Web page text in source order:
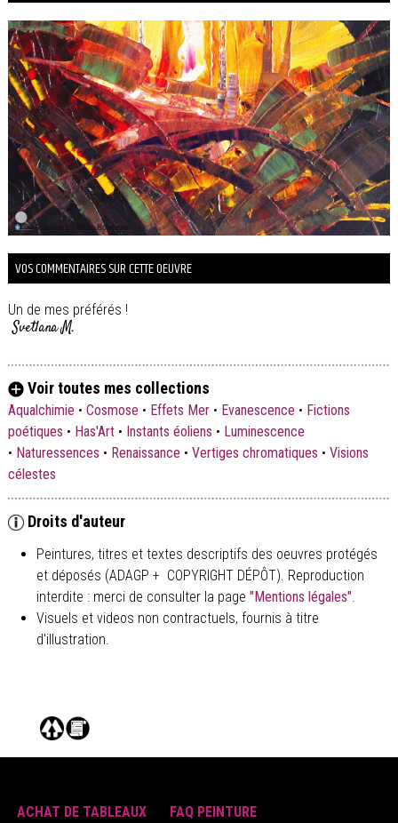
VOS COMMENTAIRES SUR CETTE OEUVRE
Un de mes préférés !
Svetlana M.
Voir toutes mes collections
Aqualchimie • Cosmose • Effets Mer• Evanescence • Fictions
poétiques • Has'Art• Instants éoliens • Luminescence
• Naturessences • Renaissance • Vertiges chromatiques • Visions
célestes
Droits d'auteur
Peintures, titres et textes descriptifs des oeuvres protégés
et déposés (ADAGP + COPYRIGHT DÉPÔT). Reproduction
interdite : merci de consulter la page "Mentions légales".
Visuels et videos non contractuels, fournis à titre
d'illustration.
ACHAT DE TABLEAUX
FAQ PEINTURE